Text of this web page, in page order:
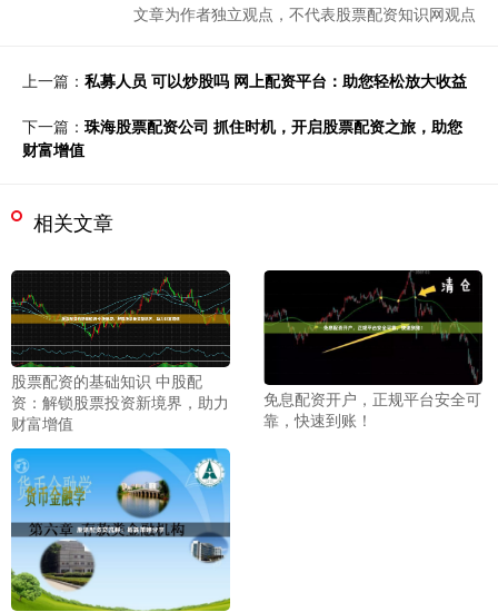
文章为作者独立观点，不代表股票配资知识网观点
上一篇： 私募人员 可以炒股吗 网上配资平台：助您轻松放大收益
下一篇： 珠海股票配资公司 抓住时机，开启股票配资之旅，助您
财富增值
相关文章
股票配资的基础知识 中股配
资：解锁股票投资新境界，助力
财富增值
免息配资开户，正规平台安全可
靠，快速到账！